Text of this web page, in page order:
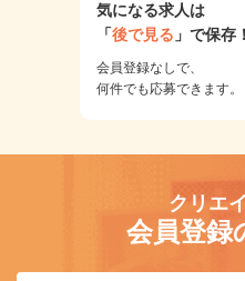
気になる求人は
「後で見る 」で保存！
会員登録なしで、
何件でも応募できます。
クリエ
会員登録